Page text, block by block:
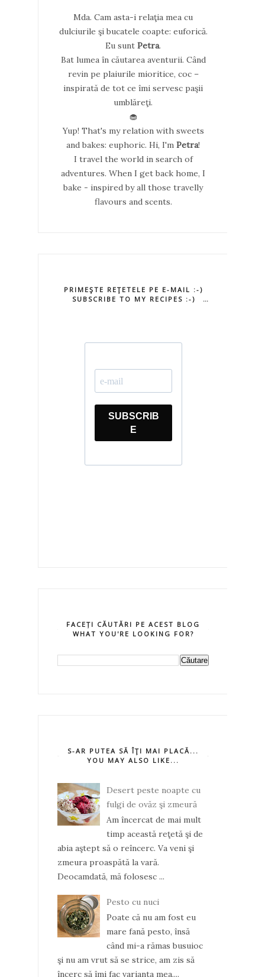
Mda. Cam asta-i relaţia mea cu
dulciurile şi bucatele coapte: euforică.
Eu sunt Petra.
Bat lumea în căutarea aventurii. Când
revin pe plaiurile mioritice, coc –
inspirată de tot ce îmi servesc paşii
umblăreţi.
🧁
Yup! That's my relation with sweets
and bakes: euphoric. Hi, I'm Petra!
I travel the world in search of
adventures. When I get back home, I
bake - inspired by all those travelly
flavours and scents.
PRIMEŞTE REŢETELE PE E-MAIL :-)
SUBSCRIBE TO MY RECIPES :-)
FACEȚI CĂUTĂRI PE ACEST BLOG
WHAT YOU'RE LOOKING FOR?
S-AR PUTEA SĂ ÎŢI MAI PLACĂ...
YOU MAY ALSO LIKE...
Desert peste noapte cu
fulgi de ovăz şi zmeură
Am încercat de mai mult
timp această reţetă şi de
abia aştept să o reîncerc. Va veni şi
zmeura proaspătă la vară.
Deocamdată, mă folosesc ...
Pesto cu nuci
Poate că nu am fost eu
mare fană pesto, însă
când mi-a rămas busuioc
şi nu am vrut să se strice, am zis să
încerc să îmi fac varianta mea....